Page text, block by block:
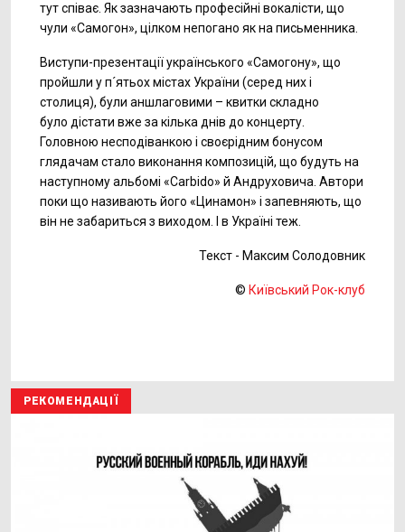
тут співає. Як зазначають професійні вокалісти, що
чули «Самогон», цілком непогано як на письменника.
Виступи-презентації українського «Самогону», що
пройшли у п´ятьох містах України (серед них і
столиця), були аншлаговими – квитки складно
було дістати вже за кілька днів до концерту.
Головною несподіванкою і своєрідним бонусом
глядачам стало виконання композицій, що будуть на
наступному альбомі «Carbido» й Андруховича. Автори
поки що називають його «Цинамон» і запевняють, що
він не забариться з виходом. І в Україні теж.
Текст - Максим Солодовник
© Київський Рок-клуб
РЕКОМЕНДАЦІЇ